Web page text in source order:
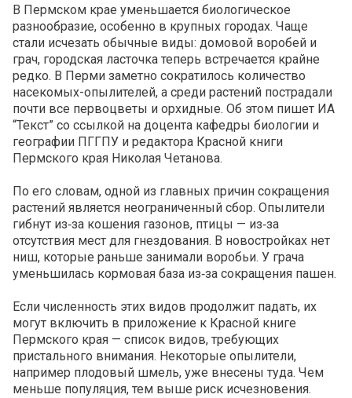
В Пермском крае уменьшается биологическое
разнообразие, особенно в крупных городах. Чаще
стали исчезать обычные виды: домовой воробей и
грач, городская ласточка теперь встречается крайне
редко. В Перми заметно сократилось количество
насекомых-опылителей, а среди растений пострадали
почти все первоцветы и орхидные. Об этом пишет ИА
“Текст” со ссылкой на доцента кафедры биологии и
географии ПГГПУ и редактора Красной книги
Пермского края Николая Четанова.
По его словам, одной из главных причин сокращения
растений является неограниченный сбор. Опылители
гибнут из‑за кошения газонов, птицы — из‑за
отсутствия мест для гнездования. В новостройках нет
ниш, которые раньше занимали воробьи. У грача
уменьшилась кормовая база из‑за сокращения пашен.
Если численность этих видов продолжит падать, их
могут включить в приложение к Красной книге
Пермского края — список видов, требующих
пристального внимания. Некоторые опылители,
например плодовый шмель, уже внесены туда. Чем
меньше популяция, тем выше риск исчезновения.